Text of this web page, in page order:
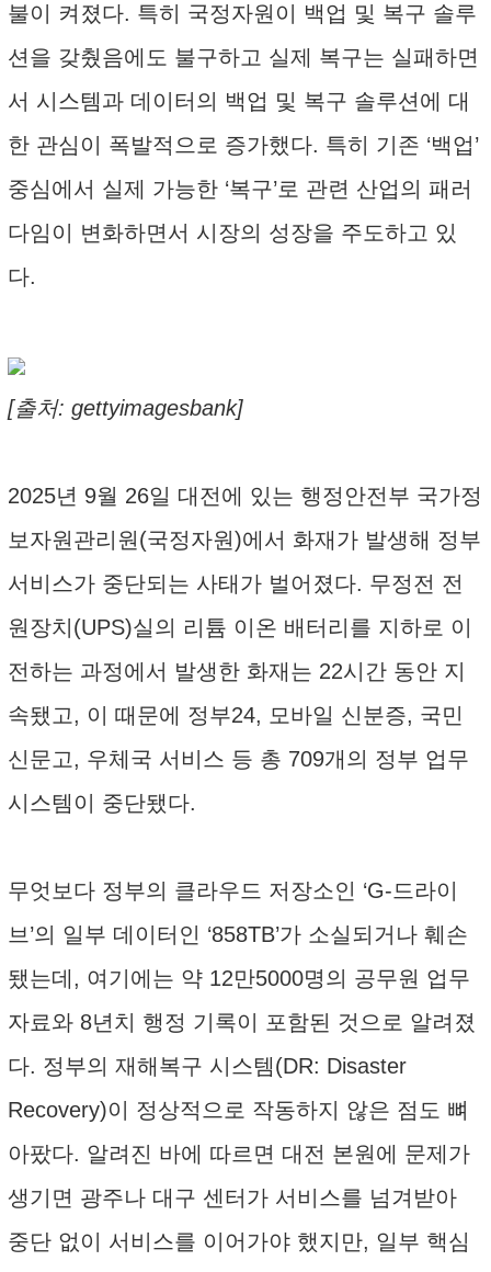
불이 켜졌다. 특히 국정자원이 백업 및 복구 솔루
션을 갖췄음에도 불구하고 실제 복구는 실패하면
서 시스템과 데이터의 백업 및 복구 솔루션에 대
한 관심이 폭발적으로 증가했다. 특히 기존 ‘백업’
중심에서 실제 가능한 ‘복구’로 관련 산업의 패러
다임이 변화하면서 시장의 성장을 주도하고 있
다.
[출처: gettyimagesbank]
2025년 9월 26일 대전에 있는 행정안전부 국가정
보자원관리원(국정자원)에서 화재가 발생해 정부
서비스가 중단되는 사태가 벌어졌다. 무정전 전
원장치(UPS)실의 리튬 이온 배터리를 지하로 이
전하는 과정에서 발생한 화재는 22시간 동안 지
속됐고, 이 때문에 정부24, 모바일 신분증, 국민
신문고, 우체국 서비스 등 총 709개의 정부 업무
시스템이 중단됐다.
무엇보다 정부의 클라우드 저장소인 ‘G-드라이
브’의 일부 데이터인 ‘858TB’가 소실되거나 훼손
됐는데, 여기에는 약 12만5000명의 공무원 업무
자료와 8년치 행정 기록이 포함된 것으로 알려졌
다. 정부의 재해복구 시스템(DR: Disaster
Recovery)이 정상적으로 작동하지 않은 점도 뼈
아팠다. 알려진 바에 따르면 대전 본원에 문제가
생기면 광주나 대구 센터가 서비스를 넘겨받아
중단 없이 서비스를 이어가야 했지만, 일부 핵심